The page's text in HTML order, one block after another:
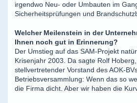
irgendwo Neu- oder Umbauten im
Sicherheitsprüfungen und
Welcher Meilenstein in der
Ihnen noch gut in Erinnerung?
Der Umstieg auf das SAM-Projekt
Krisenjahr 2003. Da sagte Rolf
stellvertretender Vorstand des AOK-
Betriebsversammlung: Wenn das so
die Firma dicht. Aber wir haben die